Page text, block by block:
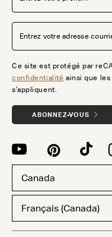
Ce site est protégé par
confidentialité ainsi que les
s’appliquent.
ABONNEZ-VOUS
Canada
Français (Canada)